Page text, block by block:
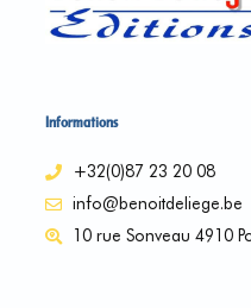
Informations
+32(0)87 23 20 08
info@benoitdeliege.be
10 rue Sonveau 4910